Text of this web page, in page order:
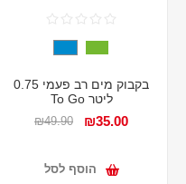
בקבוק מים רב פעמי 0.75
ליטר To Go
₪35.00
₪49.90
הוסף לסל